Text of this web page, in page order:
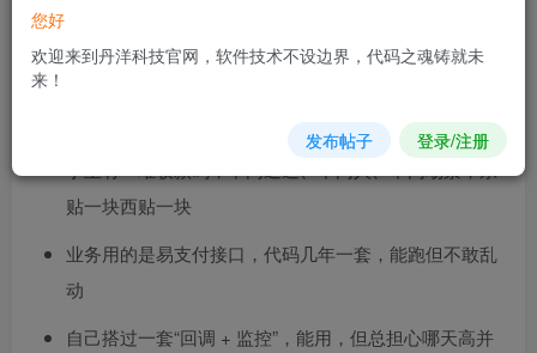
把“码收款 + 易支付接口”，整理成一套能放心跑
单的聚合支付底层
贴一块西贴一块
业务用的是易支付接口，代码几年一套，能跑但不敢乱
动
自己搭过一套“回调 + 监控”，能用，但总担心哪天高并
您好
欢迎来到丹洋科技官网，软件技术不设边界，代码之魂铸就未
来！
发布帖子 登录/注册